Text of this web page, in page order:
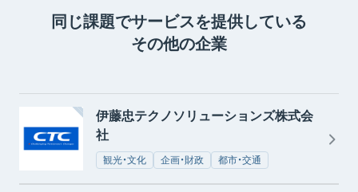
同じ課題でサービスを提供している
その他の企業
伊藤忠テクノソリューションズ株式会
社
観光・文化 企画・財政 都市・交通